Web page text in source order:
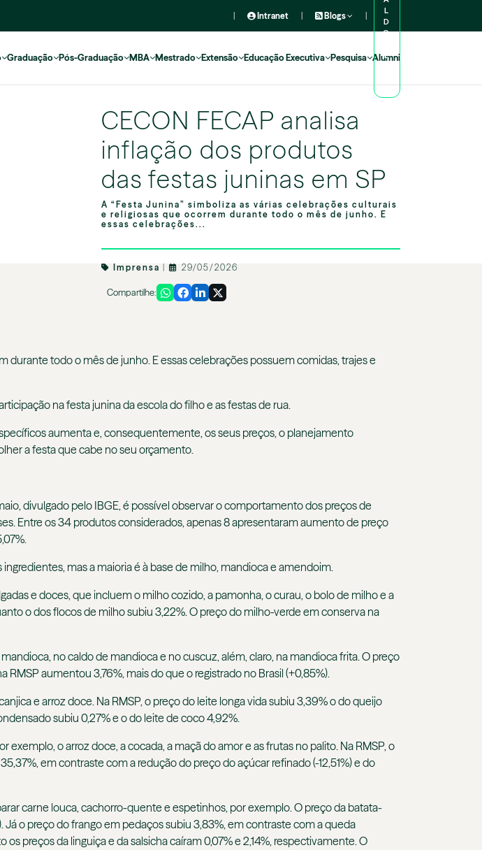
| Intranet | Blogs |
L
D
O
L
O
Graduação Pós-Graduação MBA Mestrado Extensão Educação Executiva Pesquisa Alumni
CECON FECAP analisa
inflação dos produtos
das festas juninas em SP
A “Festa Junina” simboliza as várias celebrações culturais
e religiosas que ocorrem durante todo o mês de junho. E
essas celebrações...
Imprensa 29/05/2026
Compartilhe:
durante todo o mês de junho. E essas celebrações possuem comidas, trajes e
na festa junina da escola do filho e as festas de rua.
aumenta e, consequentemente, os seus preços, o planejamento
a festa que cabe no seu orçamento.
divulgado pelo IBGE, é possível observar o comportamento dos preços de
Entre os 34 produtos considerados, apenas 8 apresentaram aumento de preço
mas a maioria é à base de milho, mandioca e amendoim.
e doces, que incluem o milho cozido, a pamonha, o curau, o bolo de milho e a
o dos flocos de milho subiu 3,22%. O preço do milho-verde em conserva na
no caldo de mandioca e no cuscuz, além, claro, na mandioca frita. O preço
aumentou 3,76%, mais do que o registrado no Brasil (+0,85%).
e arroz doce. Na RMSP, o preço do leite longa vida subiu 3,39% o do queijo
subiu 0,27% e o do leite de coco 4,92%.
exemplo, o arroz doce, a cocada, a maçã do amor e as frutas no palito. Na RMSP, o
em contraste com a redução do preço do açúcar refinado (-12,51%) e do
carne louca, cachorro-quente e espetinhos, por exemplo. O preço da batata-
Já o preço do frango em pedaços subiu 3,83%, em contraste com a queda
preços da linguiça e da salsicha caíram 0,07% e 2,14%, respectivamente. O